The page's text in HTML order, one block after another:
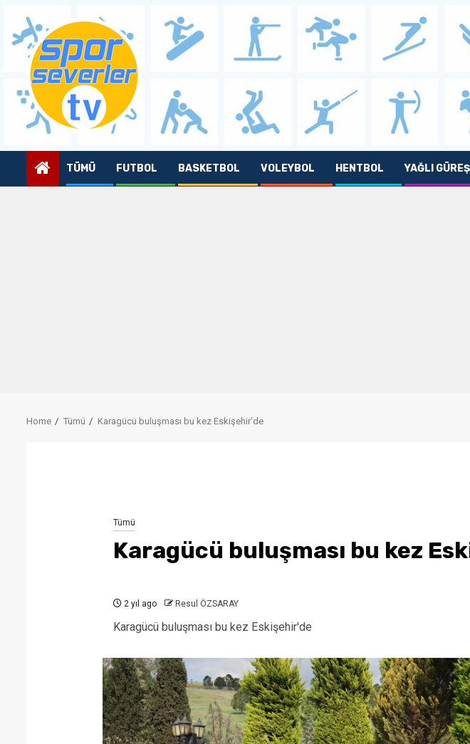
content
TÜMÜ FUTBOL BASKETBOL VOLEYBOL HENTBOL YAĞLI GÜREŞ
Home Tümü Karagücü buluşması bu kez Eskişehir’de
Tümü
Karagücü buluşması bu kez
2 yıl ago Resul ÖZSARAY
Karagücü buluşması bu kez Eskişehir'de